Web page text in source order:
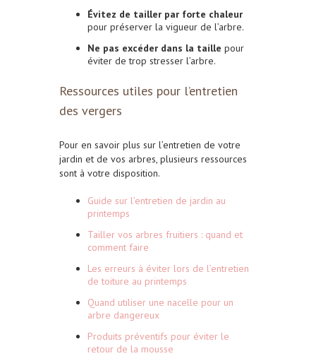
Évitez de tailler par forte chaleur
pour préserver la vigueur de l’arbre.
Ne pas excéder dans la taille pour
éviter de trop stresser l’arbre.
Ressources utiles pour l’entretien
des vergers
Pour en savoir plus sur l’entretien de votre
jardin et de vos arbres, plusieurs ressources
sont à votre disposition.
Guide sur l’entretien de jardin au
printemps
Tailler vos arbres fruitiers : quand et
comment faire
Les erreurs à éviter lors de l’entretien
de toiture au printemps
Quand utiliser une nacelle pour un
arbre dangereux
Produits préventifs pour éviter le
retour de la mousse